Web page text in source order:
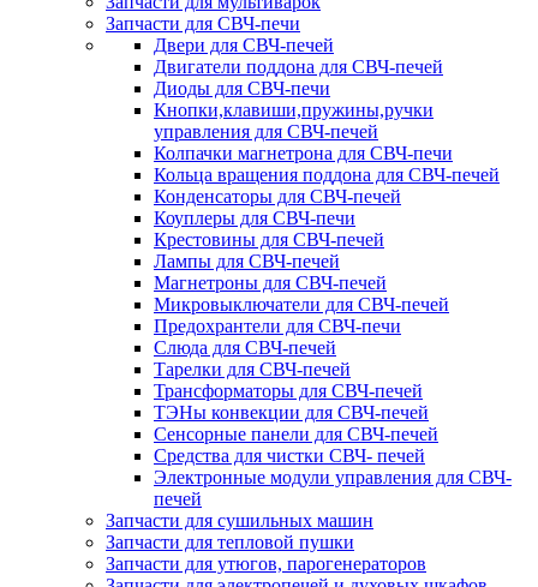
Запчасти для СВЧ-печи
Двери для СВЧ-печей
Двигатели поддона для СВЧ-печей
Диоды для СВЧ-печи
Кнопки,клавиши,пружины,ручки
управления для СВЧ-печей
Колпачки магнетрона для СВЧ-печи
Кольца вращения поддона для СВЧ-печей
Конденсаторы для СВЧ-печей
Коуплеры для СВЧ-печи
Крестовины для СВЧ-печей
Лампы для СВЧ-печей
Магнетроны для СВЧ-печей
Микровыключатели для СВЧ-печей
Предохрантели для СВЧ-печи
Слюда для СВЧ-печей
Тарелки для СВЧ-печей
Трансформаторы для СВЧ-печей
ТЭНы конвекции для СВЧ-печей
Сенсорные панели для СВЧ-печей
Средства для чистки СВЧ- печей
Электронные модули управления для СВЧ-
печей
Запчасти для сушильных машин
Запчасти для тепловой пушки
Запчасти для утюгов, парогенераторов